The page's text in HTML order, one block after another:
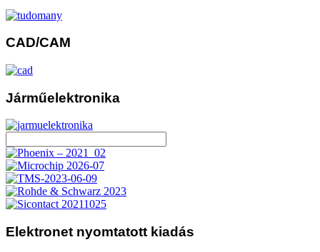
CAD/CAM
Járműelektronika
Elektronet nyomtatott kiadás